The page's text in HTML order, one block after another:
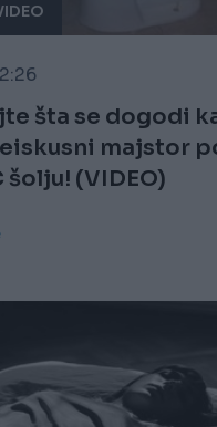
šta se dogodi
majstor
šolju! (VIDEO)